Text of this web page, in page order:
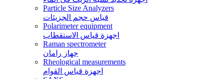
Particle Size Analyzers
قياس حجم الجزيئات
Polarimeter equipment
اجهزة قياس الاستقطاب
Raman spectrometer
جهاز رامان
Rheological measurements
اجهزة قياس القوام